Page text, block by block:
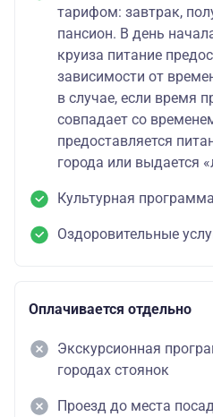
тарифом: завтрак,
пансион. В день
круиза питание
зависимости от
в случае, если время
совпадает со
предоставляется
города или выдается
Культурная программа
Оздоровительные
Оплачивается отдельно
Экскурсионная
городах стоянок
Проезд до места